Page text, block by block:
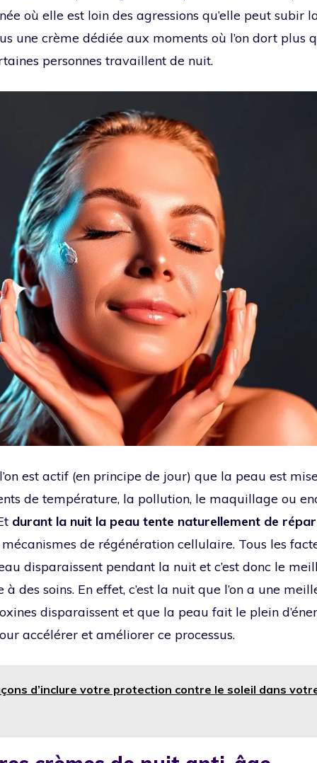
où elle est loin des agressions qu’elle peut subir
une crème dédiée aux moments où l’on dort plus
personnes travaillent de nuit.
l’on est actif (en principe de jour) que la peau est
de température, la pollution, le maquillage ou
durant la nuit la peau tente naturellement de
de régénération cellulaire. Tous les
disparaissent pendant la nuit et c’est donc le
des soins. En effet, c’est la nuit que l’on a une
disparaissent et que la peau fait le plein
accélérer et améliorer ce processus.
d’inclure votre protection contre le soleil dans